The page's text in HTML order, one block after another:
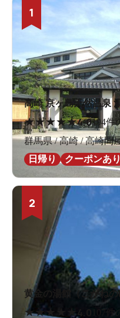
1
高崎 京ヶ島天然温泉
★★★★★4.0194件
群馬県 / 高崎 / 高崎問
日帰り
クーポンあり
2
黄金の湯館（こがね
★★★ ★ ★4.0
107